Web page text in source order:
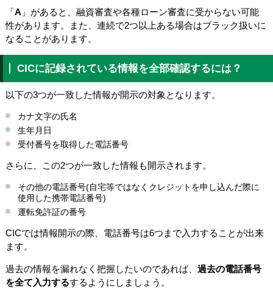
「A 」があると、融資審査や各種ローン審査に受からない可能
性があります。また、連続で2つ以上ある場合はブラック扱いに
なることがあります。
CICに記録されている情報を全部確認するには？
以下の3つが一致した情報が開示の対象となります。
カナ文字の氏名
生年月日
受付番号を取得した電話番号
さらに、この2つが一致した情報も開示されます。
その他の電話番号(自宅等ではなくクレジットを申し込んだ際に
使用した携帯電話番号)
運転免許証の番号
CICでは情報開示の際、電話番号は6つまで入力することが出来
ます。
過去の情報を漏れなく把握したいのであれば、 過去の電話番号
を全て入力するするようにしましょう。